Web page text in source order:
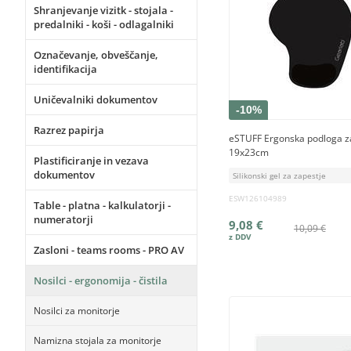
Shranjevanje vizitk - stojala -
predalniki - koši - odlagalniki
Označevanje, obveščanje,
identifikacija
Uničevalniki dokumentov
Razrez papirja
Plastificiranje in vezava
dokumentov
Table - platna - kalkulatorji -
numeratorji
Zasloni - teams rooms - PRO AV
Nosilci - ergonomija - čistila
Nosilci za monitorje
Namizna stojala za monitorje
-10%
eSTUFF Ergonska podloga
19x23cm
Silikonski gel za zapestje
ESW126104989
10,09 €
9,08 €